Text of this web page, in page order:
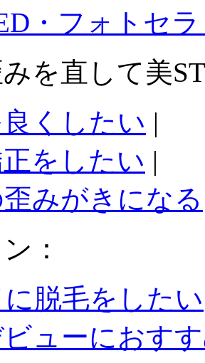
・フォトセ
を直して美
くしたい |
をしたい |
みがきになる
：
脱毛をしたい
ューにおす